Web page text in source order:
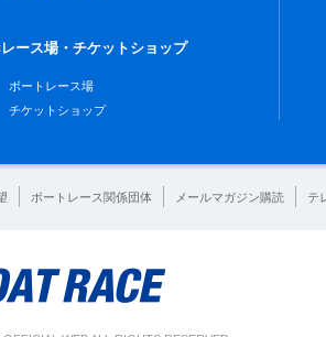
ース場・チケットショップ
ボートレース場
チケットショップ
ボートレース関係団体 メールマガジン購読 テ